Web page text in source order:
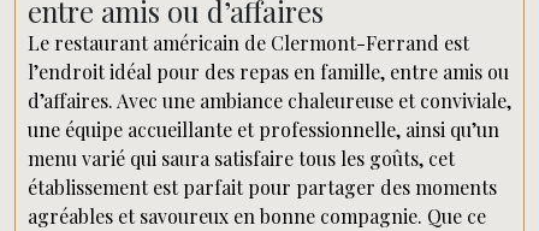
entre amis ou d’affaires
Le restaurant américain de Clermont-Ferrand est
l’endroit idéal pour des repas en famille, entre amis ou
d’affaires. Avec une ambiance chaleureuse et conviviale,
une équipe accueillante et professionnelle, ainsi qu’un
menu varié qui saura satisfaire tous les goûts, cet
établissement est parfait pour partager des moments
agréables et savoureux en bonne compagnie. Que ce